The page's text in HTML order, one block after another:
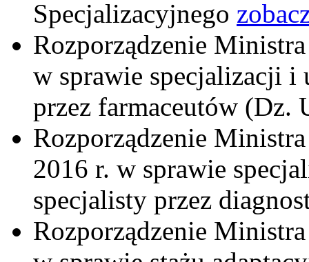
Specjalizacyjnego
Rozporządzenie
w sprawie specjalizacji i
przez farmaceutów (Dz.
Rozporządzenie
2016 r. w sprawie
specjalisty przez
Rozporządzenie